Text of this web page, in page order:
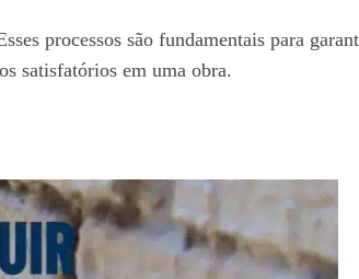
processos são fundamentais para
satisfatórios em uma obra.